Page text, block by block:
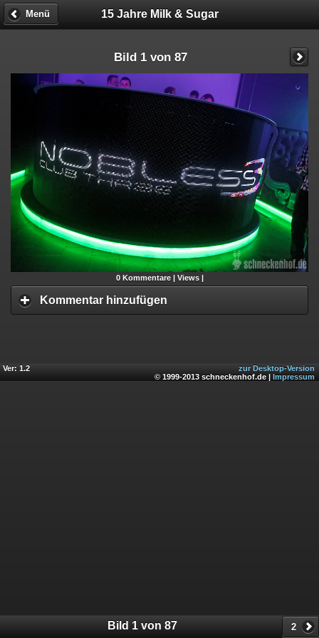
15 Jahre Milk & Sugar
Menü
Bild 1 von 87
0Kommentare | Views |
Kommentar hinzufügen
Ver: 1.2
zur Desktop-Version
© 1999-2013 schneckenhof.de | Impressum
2
Bild 1 von 87